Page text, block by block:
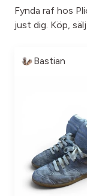
Fynda raf hos
just dig. Köp,
Bastian